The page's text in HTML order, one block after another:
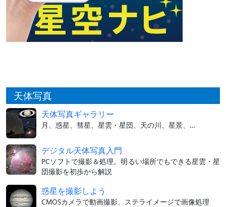
天体写真
天体写真ギャラリー
月、惑星、彗星、星雲・星団、天の川、星景、…
デジタル天体写真入門
PCソフトで撮影＆処理。明るい場所でもできる星雲・星
団撮影を初歩から解説
惑星を撮影しよう
CMOSカメラで動画撮影、ステライメージで画像処理